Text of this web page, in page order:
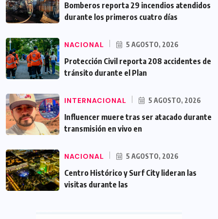
Bomberos reporta 29 incendios atendidos
durante los primeros cuatro días
NACIONAL 5 AGOSTO, 2026
Protección Civil reporta 208 accidentes de
tránsito durante el Plan
INTERNACIONAL 5 AGOSTO, 2026
Influencer muere tras ser atacado durante
transmisión en vivo en
NACIONAL 5 AGOSTO, 2026
Centro Histórico y Surf City lideran las
visitas durante las